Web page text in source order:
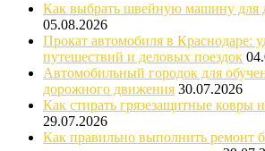
Как выбрать швейную машину для
05.08.2026
Прокат автомобиля в Краснодаре:
путешествий и деловых поездок
Автомобильный городок для
дорожного движения 30.07.2026
Как стирать грязезащитные ковры
29.07.2026
Как правильно выполнить ремонт